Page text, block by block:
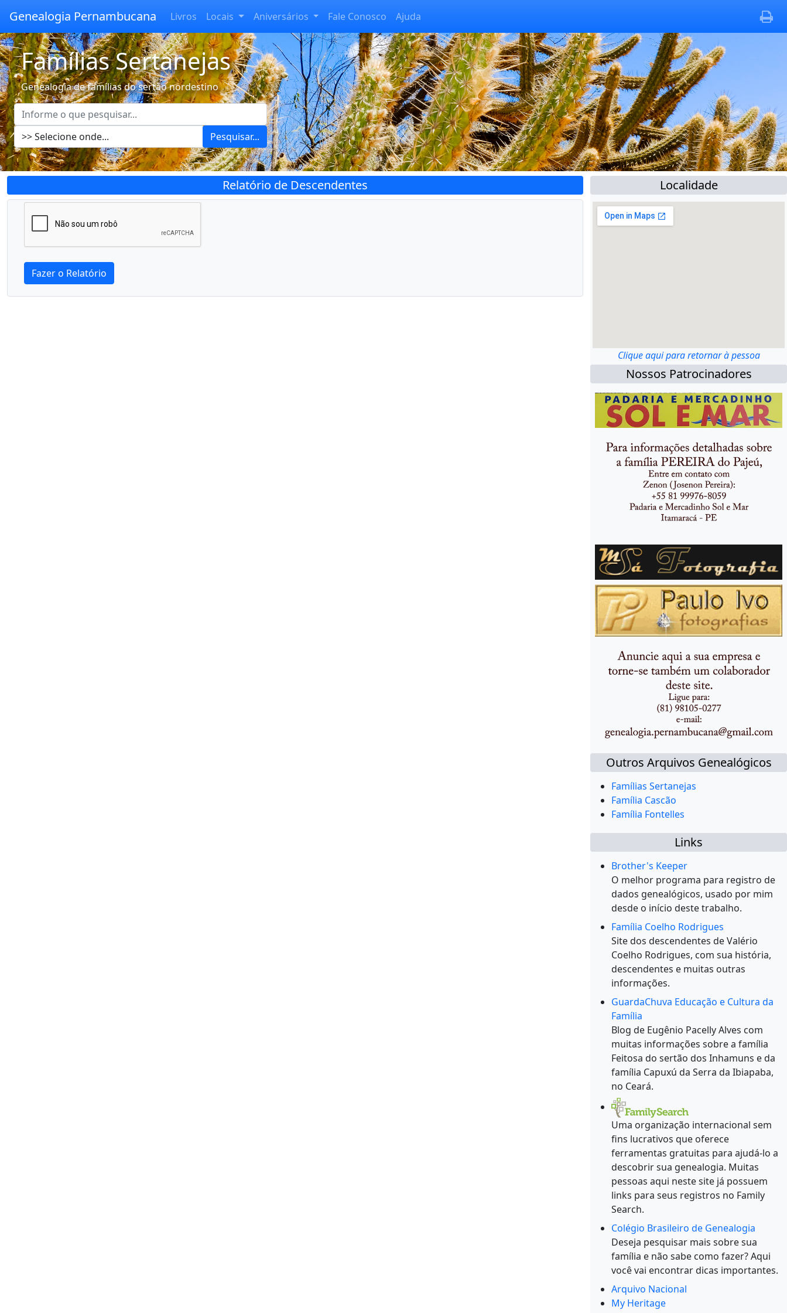
Genealogia Pernambucana Livros Locais Aniversários Fale Conosco Ajuda
Famílias Sertanejas
Genealogia de famílias do sertão nordestino
Pesquisar...
Relatório de Descendentes Localidade
Clique aqui para retornar à pessoa
Nossos Patrocinadores
Outros Arquivos Genealógicos
Famílias Sertanejas
Família Cascão
Família Fontelles
Links
Brother's Keeper
O melhor programa para registro de
dados genealógicos, usado por mim
desde o início deste trabalho.
Família Coelho Rodrigues
Site dos descendentes de Valério
Coelho Rodrigues, com sua história,
descendentes e muitas outras
informações.
GuardaChuva Educação e Cultura da
Família
Blog de Eugênio Pacelly Alves com
muitas informações sobre a família
Feitosa do sertão dos Inhamuns e da
família Capuxú da Serra da Ibiapaba,
no Ceará.
Uma organização internacional sem
fins lucrativos que oferece
ferramentas gratuitas para ajudá-lo a
descobrir sua genealogia. Muitas
pessoas aqui neste site já possuem
links para seus registros no Family
Search.
Colégio Brasileiro de Genealogia
Deseja pesquisar mais sobre sua
família e não sabe como fazer? Aqui
você vai encontrar dicas importantes.
Arquivo Nacional
My Heritage